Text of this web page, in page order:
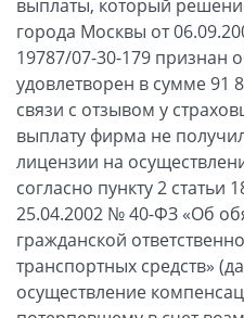
выплаты, который
города Москвы от
19787/07-30-179 признан
удовлетворен в сумме 91
связи с отзывом у
выплату фирма не
лицензии на
согласно пункту 2 статьи
25.04.2002 № 40-ФЗ «Об
гражданской
транспортных средств»
осуществление